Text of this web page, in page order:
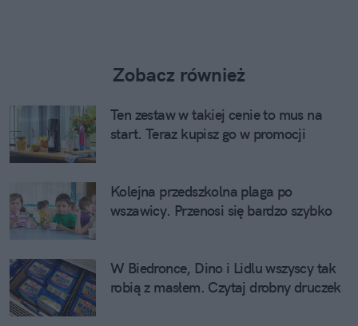
Zobacz również
Ten zestaw w takiej cenie to mus na
start. Teraz kupisz go w promocji
Kolejna przedszkolna plaga po
wszawicy. Przenosi się bardzo szybko
W Biedronce, Dino i Lidlu wszyscy tak
robią z masłem. Czytaj drobny druczek